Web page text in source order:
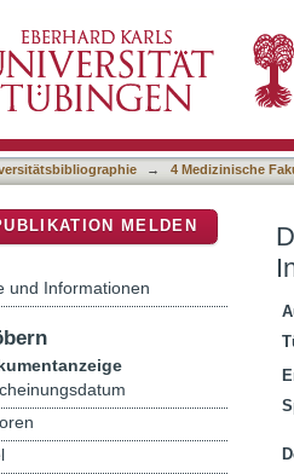
→ 4 Medizinische
MELDEN
und Informationen